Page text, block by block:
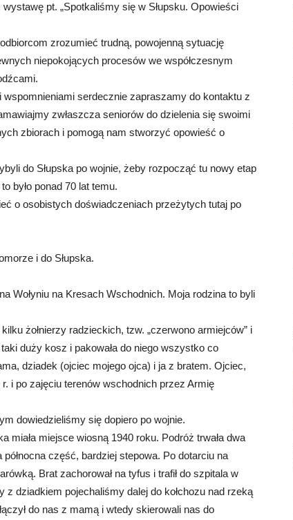
pt. „Spotkaliśmy się w Słupsku. Opowieści
zrozumieć trudną, powojenną sytuację
niepokojących procesów we współczesnym
serdecznie zapraszamy do kontaktu z
zwłaszcza seniorów do dzielenia się swoimi
zbiorach i pomogą nam stworzyć opowieść o
do Słupska po wojnie, żeby rozpocząć tu nowy etap
było ponad 70 lat temu.
o osobistych doświadczeniach przeżytych tutaj po
i do Słupska.
Wołyniu na Kresach Wschodnich. Moja rodzina to byli
żołnierzy radzieckich, tzw. „czerwono armiejców” i
duży kosz i pakowała do niego wszystko co
dziadek (ojciec mojego ojca) i ja z bratem. Ojciec,
i po zajęciu terenów wschodnich przez Armię
dowiedzieliśmy się dopiero po wojnie.
miała miejsce wiosną 1940 roku. Podróż trwała dwa
część, bardziej stepowa. Po dotarciu na
Brat zachorował na tyfus i trafił do szpitala w
z dziadkiem pojechaliśmy dalej do kołchozu nad rzeką
do nas z mamą i wtedy skierowali nas do